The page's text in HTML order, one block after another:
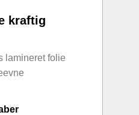
kraftig
lamineret folie